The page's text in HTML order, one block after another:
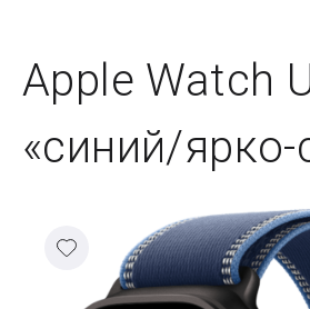
Реквизиты
Контакты
Гарантия
Apple Watch
«синий/